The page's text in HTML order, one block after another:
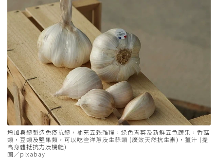
增加身體製造免疫抗體，補充五榖雜糧，綠色青菜及新鮮五色蔬果，香菇
類，豆類及堅果類，可以吃些洋蔥及生蒜頭 (廣效天然抗生素)，薑汁 (提
高身體抵抗力及機能)
圖／pixabay